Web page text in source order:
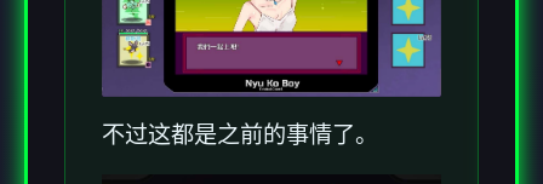
不过这都是之前的事情了。